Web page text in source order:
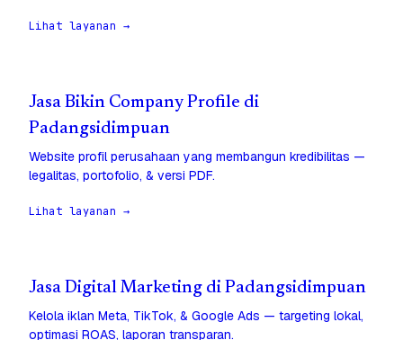
Lihat layanan →
Jasa Bikin Company Profile di
Padangsidimpuan
Website profil perusahaan yang membangun kredibilitas —
legalitas, portofolio, & versi PDF.
Lihat layanan →
Jasa Digital Marketing di Padangsidimpuan
Kelola iklan Meta, TikTok, & Google Ads — targeting lokal,
optimasi ROAS, laporan transparan.